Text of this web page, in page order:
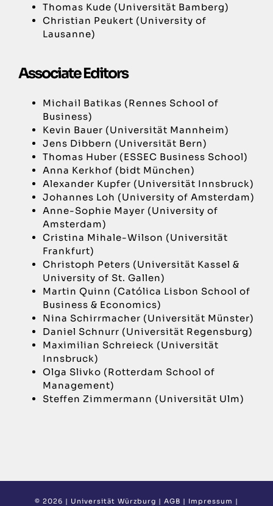
Thomas Kude (Universität Bamberg)
Christian Peukert (University of
Lausanne)
Associate Editors
Michail Batikas (Rennes School of
Business)
Kevin Bauer (Universität Mannheim)
Jens Dibbern (Universität Bern)
Thomas Huber (ESSEC Business School)
Anna Kerkhof (bidt München)
Alexander Kupfer (Universität Innsbruck)
Johannes Loh (University of Amsterdam)
Anne-Sophie Mayer (University of
Amsterdam)
Cristina Mihale-Wilson (Universität
Frankfurt)
Christoph Peters (Universität Kassel &
University of St. Gallen)
Martin Quinn (Católica Lisbon School of
Business & Economics)
Nina Schirrmacher (Universität Münster)
Daniel Schnurr (Universität Regensburg)
Maximilian Schreieck (Universität
Innsbruck)
Olga Slivko (Rotterdam School of
Management)
Steffen Zimmermann (Universität Ulm)
© 2026 | Universität Würzburg | AGB | Impressum |